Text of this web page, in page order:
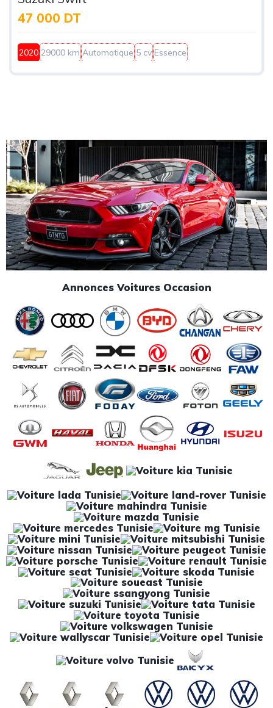
47 000 DT
2020 29000 km Automatique 5 cv Essence
Annonces Voitures Occasion